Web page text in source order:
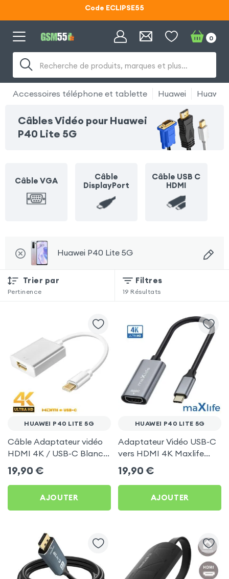
Lunettes d'éclipse OFFERTES
Code ECLIPSE55
Recherche de produits, marques et plus…
0
Accessoires téléphone et tablette Huawei Huawei
Câbles Vidéo pour Huawei
P40 Lite 5G
Câble VGA
Câble
DisplayPort
Câble USB C
HDMI
Huawei P40 Lite 5G
Trier par
Pertinence
Filtres
19 Résultats
HUAWEI P40 LITE 5G
Câble Adaptateur vidéo
HDMI 4K / USB-C Blanc
pour Huawei P40 Lite 5G
19,90 €
AJOUTER
HUAWEI P40 LITE 5G
Adaptateur Vidéo USB-C
vers HDMI 4K Maxlife
Gris pour Huawei P40 Lite
5G
19,90 €
AJOUTER